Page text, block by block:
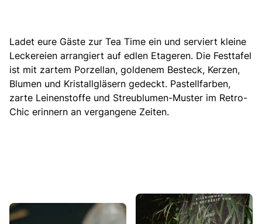
Ladet eure Gäste zur Tea Time ein und serviert kleine
Leckereien arrangiert auf edlen Etageren. Die Festtafel
ist mit zartem Porzellan, goldenem Besteck, Kerzen,
Blumen und Kristallgläsern gedeckt. Pastellfarben,
zarte Leinenstoffe und Streublumen-Muster im Retro-
Chic erinnern an vergangene Zeiten.